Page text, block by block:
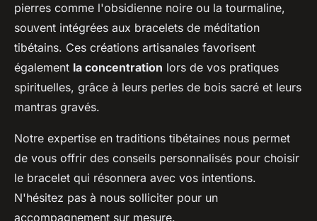
pierres comme l'obsidienne noire ou la tourmaline,
souvent intégrées aux bracelets de méditation
tibétains. Ces créations artisanales favorisent
également la concentration lors de vos pratiques
spirituelles, grâce à leurs perles de bois sacré et leurs
mantras gravés.
Notre expertise en traditions tibétaines nous permet
de vous offrir des conseils personnalisés pour choisir
le bracelet qui résonnera avec vos intentions.
N'hésitez pas à nous solliciter pour un
accompagnement sur mesure.